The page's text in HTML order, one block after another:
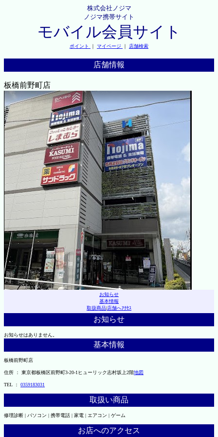
株式会社ノジマ
ノジマ携帯サイト
モバイル会員サイト
ポイント ｜ マイページ ｜ 店舗検索
店舗情報
板橋前野町店
お知らせ
基本情報
取扱商品|店舗へｱｸｾｽ
お知らせ
お知らせはありません。
基本情報
板橋前野町店
住所 ： 東京都板橋区前野町3-20-1ヒューリック志村坂上2階地図
TEL ： 0359183031
取扱い商品
修理診断 | パソコン | 携帯電話 | 家電 | エアコン | ゲーム
お店へのアクセス